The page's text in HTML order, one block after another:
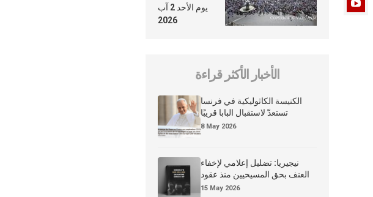
يوم الأحد 2 آب
2026
الأخبار الأكثر قراءة
الكنيسة الكاثوليكية في فرنسا
تستعدّ لاستقبال البابا قريبًا
8 May 2026
نيجيريا: تضليل إعلامي لإخفاء
العنف بحق المسيحيين منذ عقود
15 May 2026